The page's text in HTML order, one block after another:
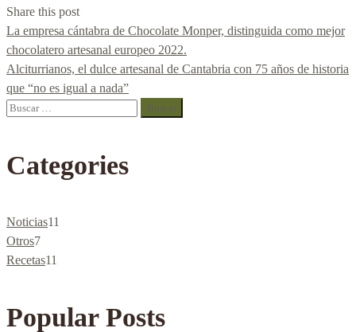
Share this post
La empresa cántabra de Chocolate Monper, distinguida como mejor
chocolatero artesanal europeo 2022.
Alciturrianos, el dulce artesanal de Cantabria con 75 años de historia
que “no es igual a nada”
Buscar:
Categories
Noticias11
Otros7
Recetas11
Popular Posts